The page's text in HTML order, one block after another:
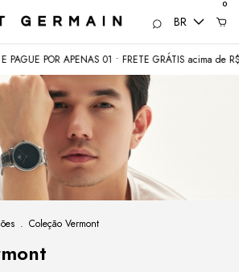
BR
0
POR APENAS 01 • FRETE GRÁTIS acima de R$350
. Coleção Vermont